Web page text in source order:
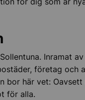
Inramat
företag och
här vet: Oavsett
för alla.